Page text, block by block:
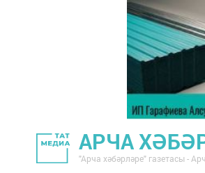
АРЧА
"Арча хәбәрләре" газетасы -